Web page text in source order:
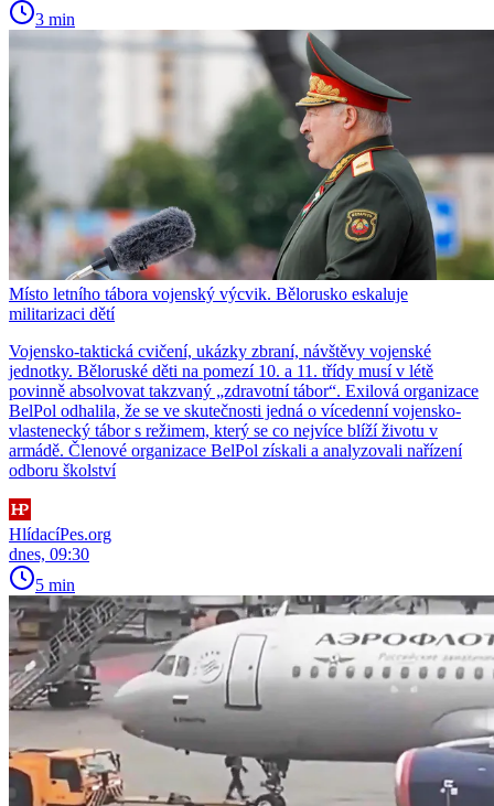
3 min
Místo letního tábora vojenský výcvik. Bělorusko eskaluje
militarizaci dětí
Vojensko-taktická cvičení, ukázky zbraní, návštěvy vojenské
jednotky. Běloruské děti na pomezí 10. a 11. třídy musí v létě
povinně absolvovat takzvaný „zdravotní tábor“. Exilová organizace
BelPol odhalila, že se ve skutečnosti jedná o vícedenní vojensko-
vlastenecký tábor s režimem, který se co nejvíce blíží životu v
armádě. Členové organizace BelPol získali a analyzovali nařízení
odboru školství
HlídacíPes.org
dnes, 09:30
5 min